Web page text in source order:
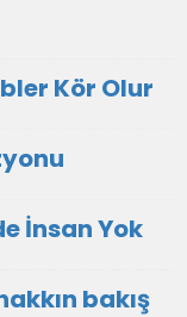
Kör Olur
İnsan Yok
bakış